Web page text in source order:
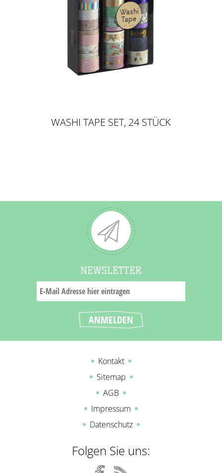
WASHI TAPE SET, 24 STÜCK
NEWSLETTER
Kontakt
Sitemap
AGB
Impressum
Datenschutz
Folgen Sie uns: